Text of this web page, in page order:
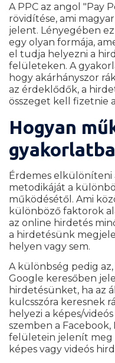
A PPC az angol "Pay
rövidítése, ami
jelent. Lényegében
egy olyan formája,
el tudja helyezni a
felületeken. A
hogy akárhányszor
az érdeklődők, a
összeget kell fizetnie
Hogyan
Érdemes elkülöníteni
metodikáját a
működésétől. Ami
különböző faktorok
az online hirdetés
a hirdetésünk
helyen vagy sem.
A különbség pedig
Google keresőben
hirdetésünket, ha az
kulcsszóra keresnek
helyezi a képes/
szemben a Facebook,
felületein jelenít meg
képes vagy videós